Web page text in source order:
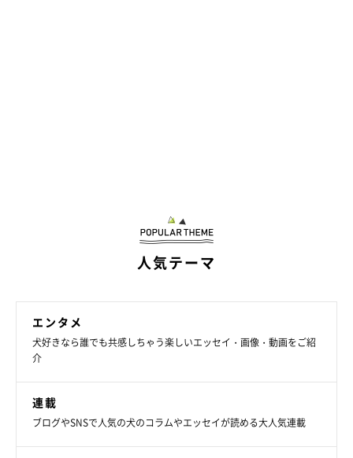
人気テーマ
エンタメ
犬好きなら誰でも共感しちゃう楽しいエッセイ・画像・動画をご紹
介
連載
ブログやSNSで人気の犬のコラムやエッセイが読める大人気連載